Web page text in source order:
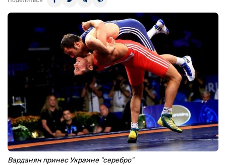
Варданян принес Украине "серебро"